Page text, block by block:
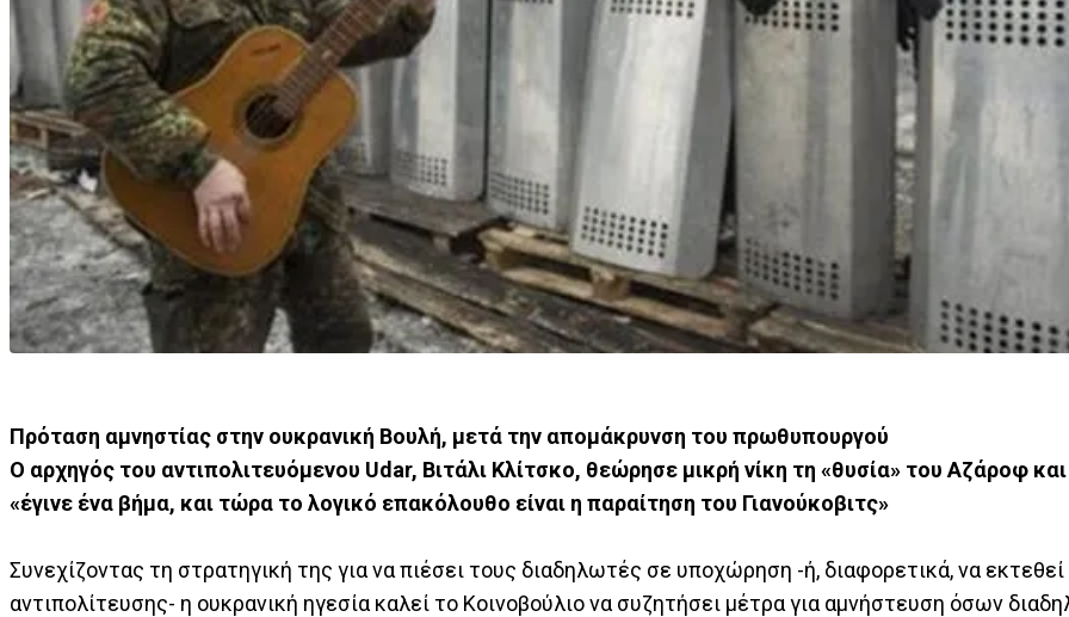
Πρόταση αμνηστίας στην ουκρανική Βουλή, μετά την απομάκρυνση του πρωθυπουργού
Ο αρχηγός του αντιπολιτευόμενου Udar, Βιτάλι Κλίτσκο, θεώρησε μικρή νίκη τη «θυσία» του Αζάροφ και
«έγινε ένα βήμα, και τώρα το λογικό επακόλουθο είναι η παραίτηση του Γιανούκοβιτς»
Συνεχίζοντας τη στρατηγική της για να πιέσει τους διαδηλωτές σε υποχώρηση -ή, διαφορετικά, να εκτεθεί
αντιπολίτευσης- η ουκρανική ηγεσία καλεί το Κοινοβούλιο να συζητήσει μέτρα για αμνήστευση όσων